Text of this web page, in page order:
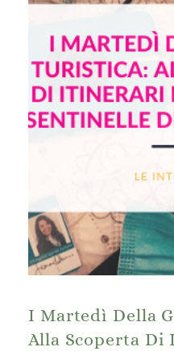
I Martedì Della
Alla Scoperta